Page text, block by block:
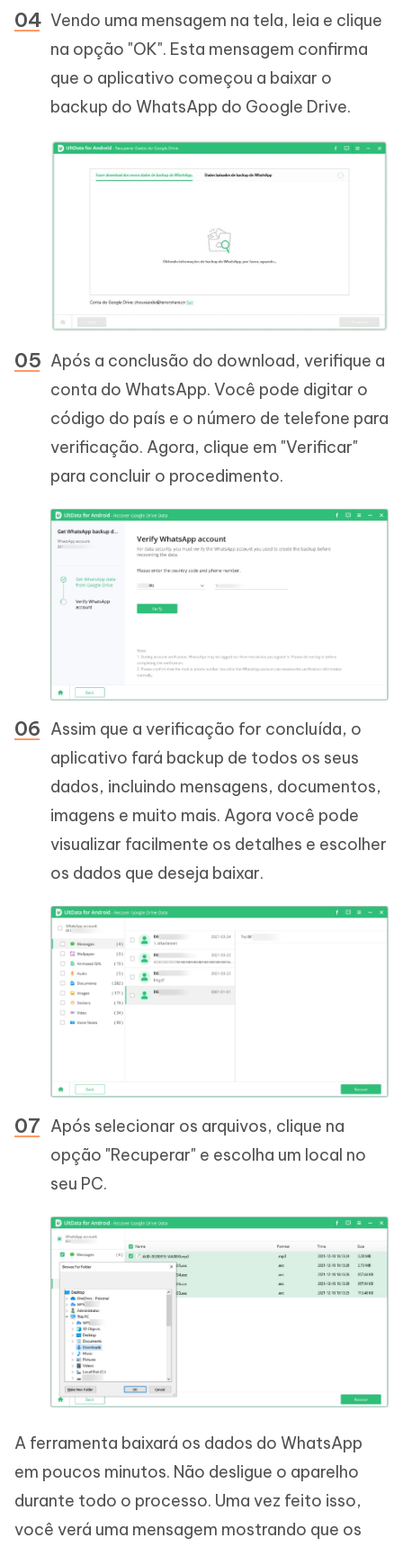
Vendo uma mensagem na tela, leia e clique
na opção "OK". Esta mensagem confirma
que o aplicativo começou a baixar o
backup do WhatsApp do Google Drive.
Após a conclusão do download, verifique a
conta do WhatsApp. Você pode digitar o
código do país e o número de telefone para
verificação. Agora, clique em "Verificar"
para concluir o procedimento.
Assim que a verificação for concluída, o
aplicativo fará backup de todos os seus
dados, incluindo mensagens, documentos,
imagens e muito mais. Agora você pode
visualizar facilmente os detalhes e escolher
os dados que deseja baixar.
Após selecionar os arquivos, clique na
opção "Recuperar" e escolha um local no
seu PC.
A ferramenta baixará os dados do WhatsApp
em poucos minutos. Não desligue o aparelho
durante todo o processo. Uma vez feito isso,
você verá uma mensagem mostrando que os